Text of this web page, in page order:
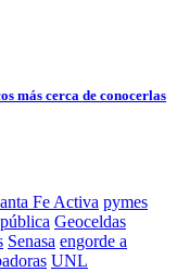
más cerca de conocerlas
Fe Activa pymes
Geoceldas
Senasa engorde a
UNL